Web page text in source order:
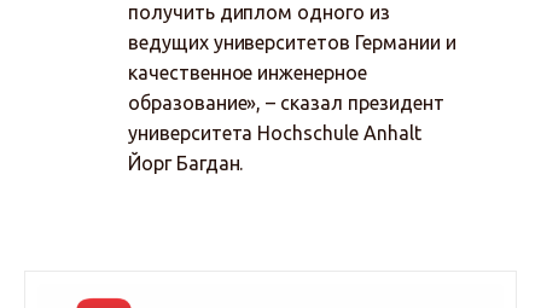
получить диплом одного из
ведущих университетов Германии и
качественное инженерное
образование», – сказал президент
университета Hochschule Anhalt
Йорг Багдан.